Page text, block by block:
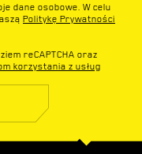
dane osobowe. W celu
Politykę Prywatności
reCAPTCHA oraz
korzystania z usług